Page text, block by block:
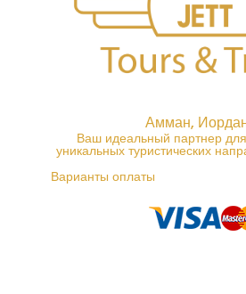
Амман,
Ваш идеальный партнер
уникальных туристических
Варианты оплаты